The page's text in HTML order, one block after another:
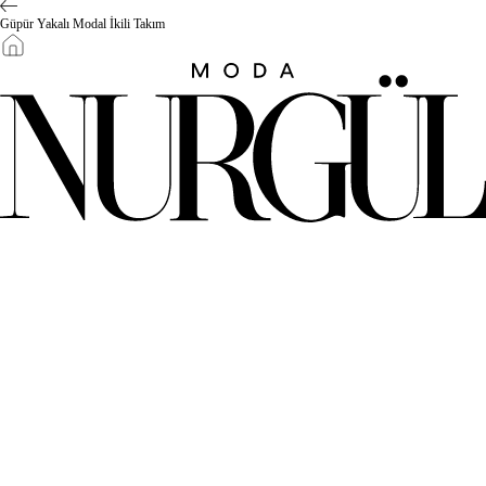
Güpür Yakalı Modal İkili Takım